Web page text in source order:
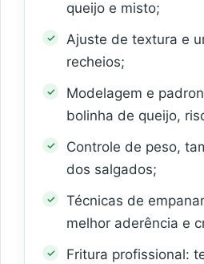
queijo e misto;
Ajuste de textura e
recheios;
Modelagem e
bolinha de queijo,
Controle de peso,
dos salgados;
Técnicas de
melhor aderência e
Fritura profissional: